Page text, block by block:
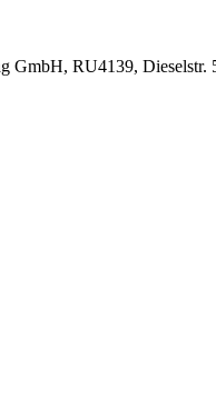
GmbH, RU4139,